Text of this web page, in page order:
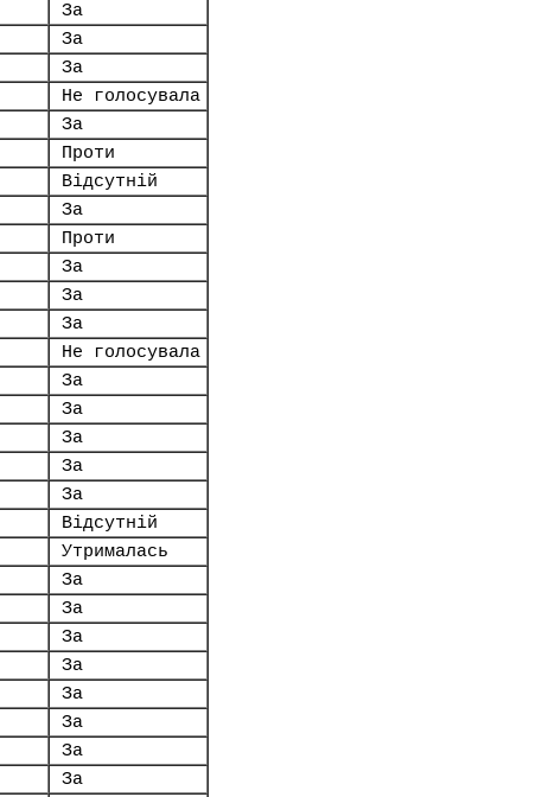
За
За
За
Не голосувала
За
Проти
Відсутній
За
Проти
За
За
За
Не голосувала
За
За
За
За
За
Відсутній
Утрималась
За
За
За
За
За
За
За
За